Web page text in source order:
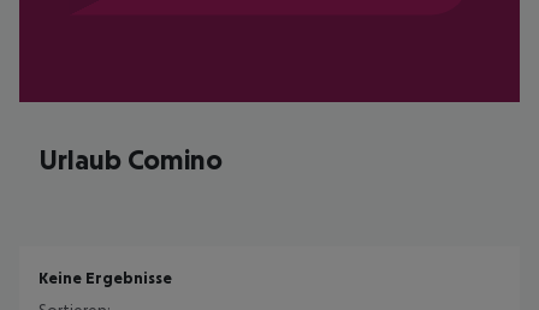
Urlaub Comino
Keine Ergebnisse